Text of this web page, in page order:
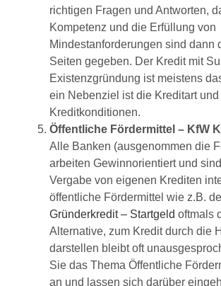
richtigen Fragen und Antworten,
Kompetenz und die Erfüllung von
Mindestanforderungen sind dann
Seiten gegeben. Der Kredit mit
Existenzgründung ist meistens
ein Nebenziel ist die Kreditart
Kreditkonditionen.
Öffentliche Fördermittel – KfW
Alle Banken (ausgenommen die
arbeiten Gewinnorientiert und
Vergabe von eigenen Krediten
öffentliche Fördermittel wie z.B.
Gründerkredit – Startgeld oftmals
Alternative, zum Kredit durch die
darstellen bleibt oft
Sie das Thema Öffentliche
an und lassen sich darüber